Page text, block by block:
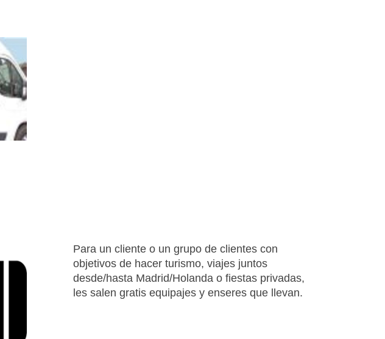
Para un cliente o un grupo de clientes con
objetivos de hacer turismo, viajes juntos
desde/hasta Madrid/Holanda o fiestas privadas,
les salen gratis equipajes y enseres que llevan.